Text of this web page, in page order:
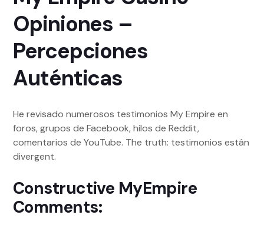
Opiniones –
Percepciones
Auténticas
He revisado numerosos testimonios My Empire en
foros, grupos de Facebook, hilos de Reddit,
comentarios de YouTube. The truth: testimonios están
divergent.
Constructive MyEmpire
Comments: